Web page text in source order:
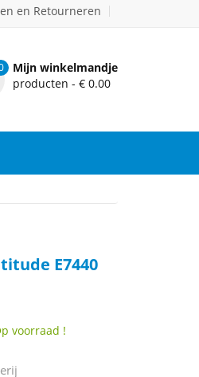
en Retourneren
Mijn winkelmandje
producten - € 0.00
E7440
voorraad !